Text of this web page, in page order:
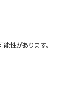
性があります。